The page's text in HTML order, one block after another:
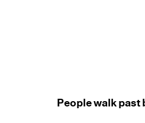
People walk